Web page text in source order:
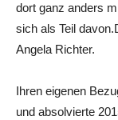
dort ganz anders
sich als Teil
Angela Richter.
Ihren eigenen
und absolvierte